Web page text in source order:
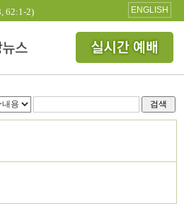
62:1-2) ENGLISH
검색